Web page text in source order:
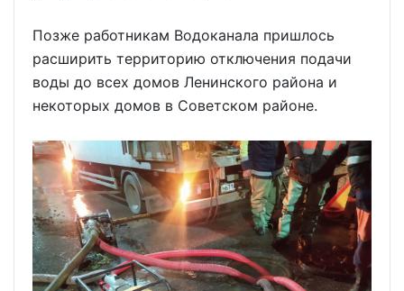
Позже работникам Водоканала пришлось
расширить территорию отключения подачи
воды до всех домов Ленинского района и
некоторых домов в Советском районе.